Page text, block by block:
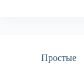
Простые